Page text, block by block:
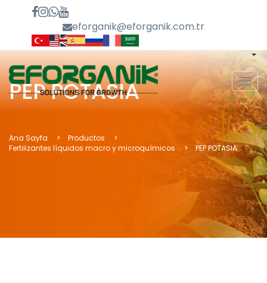
eforganik@eforganik.com.tr
PEP POTASIA
Ana Sayfa
Productos
Fertilizantes líquidos macro y microquímicos
PEP POTASIA